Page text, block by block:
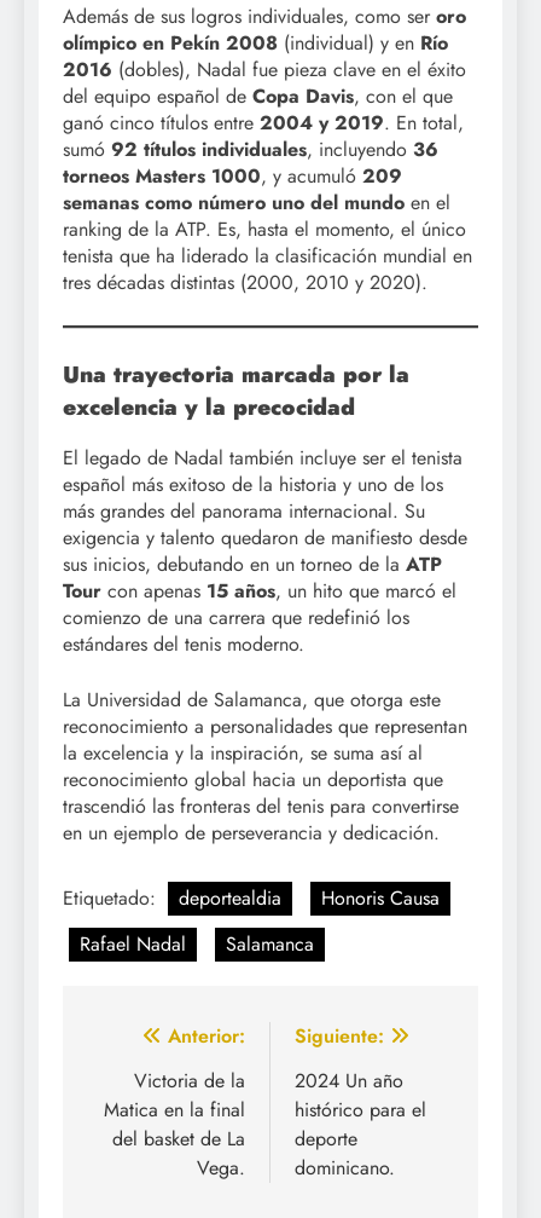
Además de sus logros individuales, como ser oro
olímpico en Pekín 2008 (individual) y en Río
2016 (dobles), Nadal fue pieza clave en el éxito
del equipo español de Copa Davis, con el que
ganó cinco títulos entre 2004 y 2019. En total,
sumó 92 títulos individuales, incluyendo 36
torneos Masters 1000, y acumuló 209
semanas como número uno del mundo en el
ranking de la ATP. Es, hasta el momento, el único
tenista que ha liderado la clasificación mundial en
tres décadas distintas (2000, 2010 y 2020).
Una trayectoria marcada por la
excelencia y la precocidad
El legado de Nadal también incluye ser el tenista
español más exitoso de la historia y uno de los
más grandes del panorama internacional. Su
exigencia y talento quedaron de manifiesto desde
sus inicios, debutando en un torneo de la ATP
Tour con apenas 15 años, un hito que marcó el
comienzo de una carrera que redefinió los
estándares del tenis moderno.
La Universidad de Salamanca, que otorga este
reconocimiento a personalidades que representan
la excelencia y la inspiración, se suma así al
reconocimiento global hacia un deportista que
trascendió las fronteras del tenis para convertirse
en un ejemplo de perseverancia y dedicación.
Etiquetado: deportealdia
Honoris Causa
Rafael Nadal
Salamanca
Navegación
entradas
Anterior:
Victoria de la
Matica en la final
del basket de La
Vega.
Siguiente:
2024 Un año
histórico para el
deporte
dominicano.